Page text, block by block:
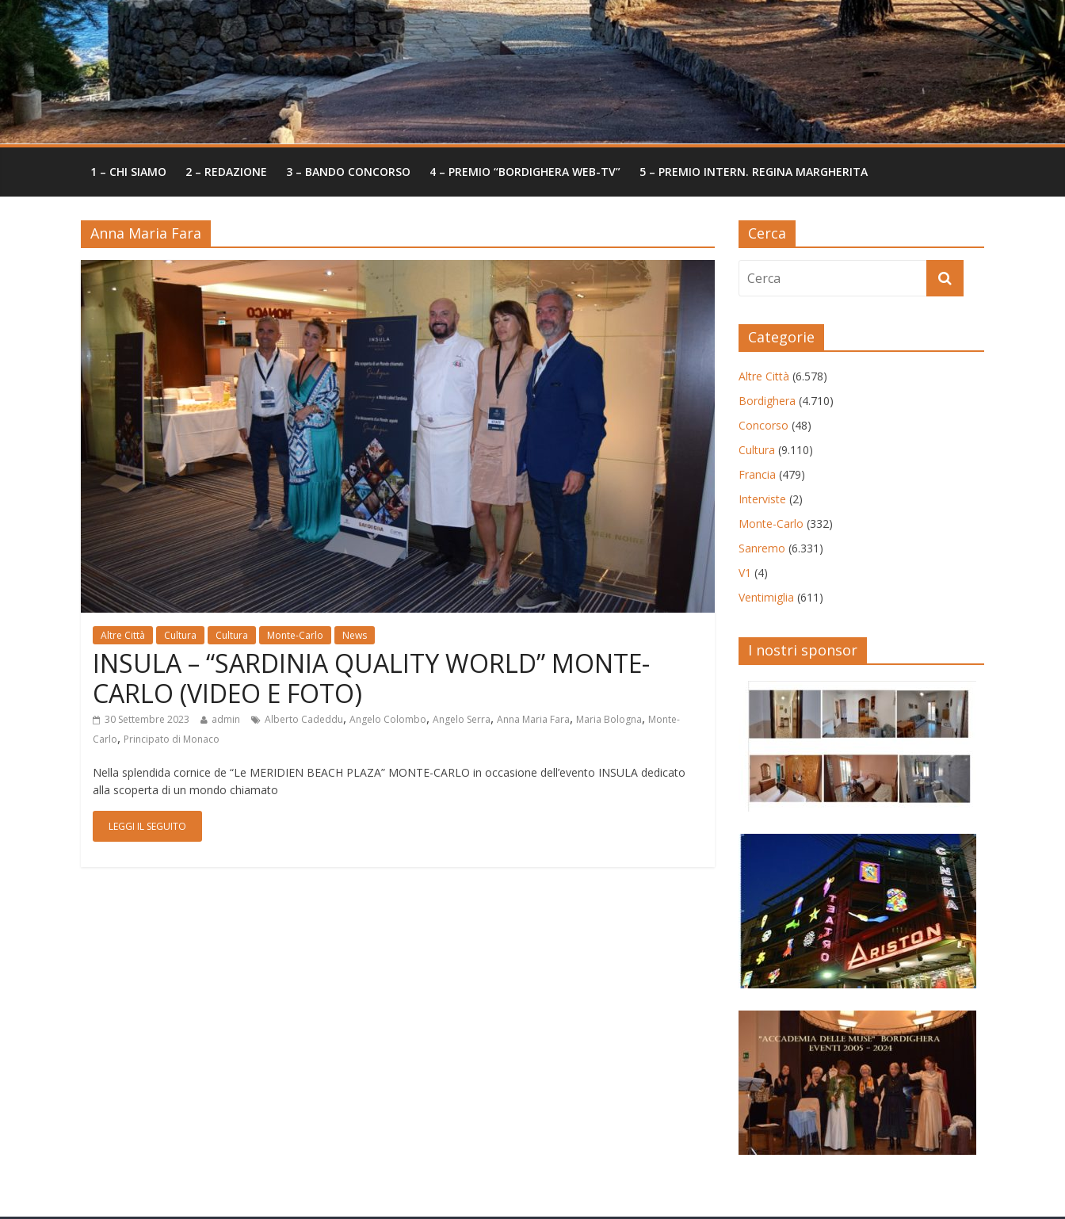
1 – CHI SIAMO 2 – REDAZIONE 3 – BANDO CONCORSO 4 – PREMIO “BORDIGHERA WEB-TV” 5 – PREMIO INTERN. REGINA MARGHERITA
Anna Maria Fara
Altre Città Cultura Cultura Monte-Carlo News
INSULA – “SARDINIA QUALITY WORLD” MONTE-
CARLO (VIDEO E FOTO)
30 Settembre 2023 admin Alberto Cadeddu, Angelo Colombo, Angelo Serra, Anna Maria Fara, Maria Bologna, Monte-
Carlo, Principato di Monaco
Nella splendida cornice de “Le MERIDIEN BEACH PLAZA” MONTE-CARLO in occasione dell’evento INSULA dedicato
alla scoperta di un mondo chiamato
LEGGI IL SEGUITO
Cerca
Categorie
Altre Città (6.578)
Bordighera (4.710)
Concorso (48)
Cultura (9.110)
Francia (479)
Interviste (2)
Monte-Carlo (332)
Sanremo (6.331)
V1 (4)
Ventimiglia (611)
I nostri sponsor